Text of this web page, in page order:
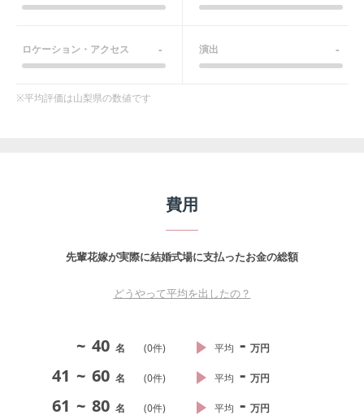
ロケーション・アクセス - 演出 -
※平均評価は山梨県の数値です
費用
先輩花嫁が実際に結婚式場に支払ったお金の総額
どうやって平均を出したの？
~ 40 名 (0件) 平均 - 万円
41 ~ 60 名 (0件) 平均 - 万円
61 ~ 80 名 (0件) 平均 - 万円